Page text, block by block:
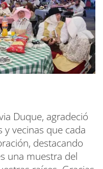
Duque, agradeció
y vecinas que cada
destacando
una muestra del